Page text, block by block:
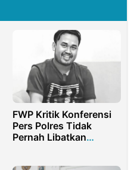
FWP Kritik Konferensi
Pers Polres Tidak
Pernah Libatkan